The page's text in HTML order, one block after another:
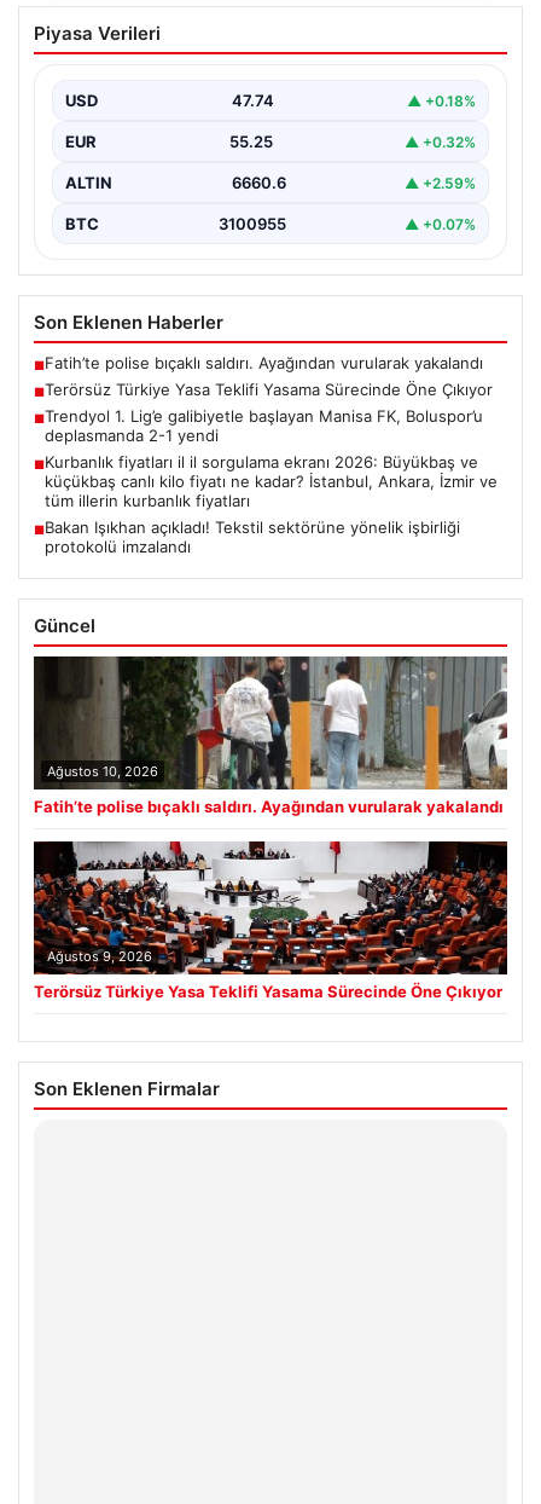
Terörsüz Türkiye Yasa Teklifi Yasama
Sürecinde Öne Çıkıyor
toplumsal bütünleşmeyi güçlendirmeyi amaçlayan yeni
yasa tasarısı…
Piyasa Verileri
USD 47.74 ▲ +0.18%
EUR 55.25 ▲ +0.32%
ALTIN 6660.6 ▲ +2.59%
BTC 3100955 ▲ +0.07%
Son Eklenen Haberler
■Fatih’te polise bıçaklı saldırı. Ayağından vurularak yakalandı
■Terörsüz Türkiye Yasa Teklifi Yasama Sürecinde Öne Çıkıyor
■Trendyol 1. Lig’e galibiyetle başlayan Manisa FK, Boluspor’u
deplasmanda 2-1 yendi
■Kurbanlık fiyatları il il sorgulama ekranı 2026: Büyükbaş ve
küçükbaş canlı kilo fiyatı ne kadar? İstanbul, Ankara, İzmir ve
tüm illerin kurbanlık fiyatları
■Bakan Işıkhan açıkladı! Tekstil sektörüne yönelik işbirliği
protokolü imzalandı
Güncel
Ağustos 10, 2026
Fatih’te polise bıçaklı saldırı. Ayağından vurularak yakalandı
Ağustos 9, 2026
Terörsüz Türkiye Yasa Teklifi Yasama Sürecinde Öne Çıkıyor
Son Eklenen Firmalar